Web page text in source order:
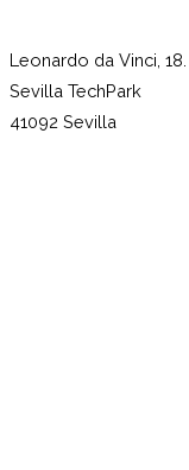
Leonardo da Vinci, 18.
Sevilla TechPark
41092 Sevilla